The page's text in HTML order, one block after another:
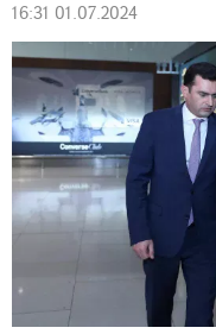
16:31 01.07.2024